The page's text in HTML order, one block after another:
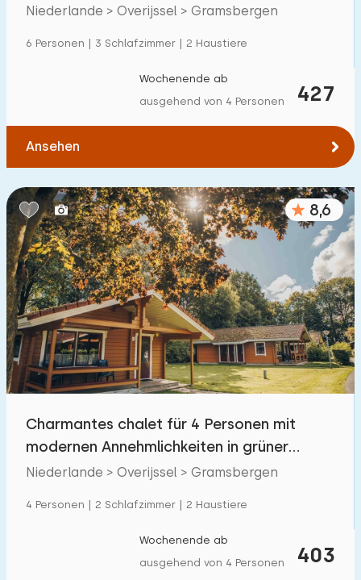
Einfamilienhaus
Ferienbauernhof
Tiny house
Kinderfreundlich
Kindermöbel 6
Eingezäunter Garten 9
Spielgeräte im Garten 4
Hallenbad 28
Freibad 28
Kinderanimation
Kindereinrichtungen im Park
Zugänglichkeit
Eingeschränkte Mobilität
Rollstuhlgerecht
Niederlande > Overijssel > Gramsbergen
6 Personen | 3 Schlafzimmer | 2 Haustiere
427
Wochenende ab
ausgehend von 4 Personen
Ansehen
8,6
Charmantes chalet für 4 Personen mit
modernen Annehmlichkeiten in grüner
Umgebung.
Niederlande > Overijssel > Gramsbergen
4 Personen | 2 Schlafzimmer | 2 Haustiere
403
Wochenende ab
ausgehend von 4 Personen